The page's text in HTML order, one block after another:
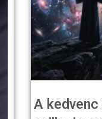
A kedvenc